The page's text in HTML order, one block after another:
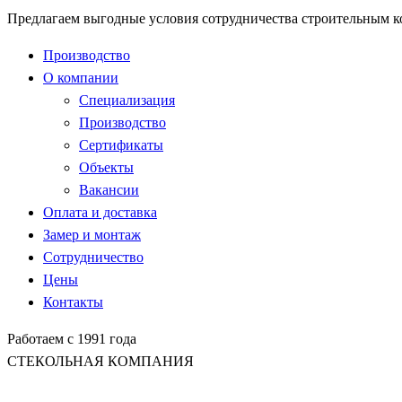
Предлагаем выгодные условия сотрудничества строительным
Производство
О компании
Специализация
Производство
Сертификаты
Объекты
Вакансии
Оплата и доставка
Замер и монтаж
Сотрудничество
Цены
Контакты
Работаем с 1991 года
СТЕКОЛЬНАЯ КОМПАНИЯ